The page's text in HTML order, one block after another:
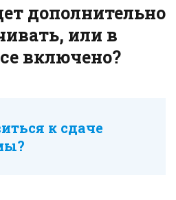
дополнительно
или в
включено?
к сдаче